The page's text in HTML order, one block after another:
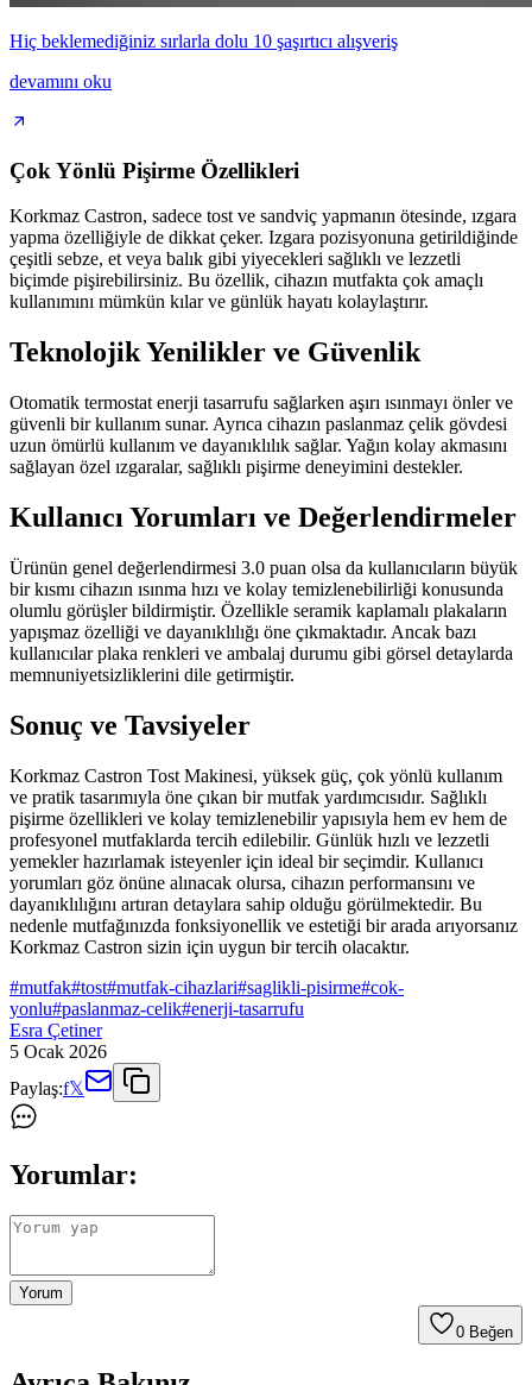
Hiç beklemediğiniz sırlarla dolu 10 şaşırtıcı alışveriş
devamını oku
Çok Yönlü Pişirme Özellikleri
Korkmaz Castron, sadece tost ve sandviç yapmanın ötesinde, ızgara
yapma özelliğiyle de dikkat çeker. Izgara pozisyonuna getirildiğinde
çeşitli sebze, et veya balık gibi yiyecekleri sağlıklı ve lezzetli
biçimde pişirebilirsiniz. Bu özellik, cihazın mutfakta çok amaçlı
kullanımını mümkün kılar ve günlük hayatı kolaylaştırır.
Teknolojik Yenilikler ve Güvenlik
Otomatik termostat enerji tasarrufu sağlarken aşırı ısınmayı önler ve
güvenli bir kullanım sunar. Ayrıca cihazın paslanmaz çelik gövdesi
uzun ömürlü kullanım ve dayanıklılık sağlar. Yağın kolay akmasını
sağlayan özel ızgaralar, sağlıklı pişirme deneyimini destekler.
Kullanıcı Yorumları ve Değerlendirmeler
Ürünün genel değerlendirmesi 3.0 puan olsa da kullanıcıların büyük
bir kısmı cihazın ısınma hızı ve kolay temizlenebilirliği konusunda
olumlu görüşler bildirmiştir. Özellikle seramik kaplamalı plakaların
yapışmaz özelliği ve dayanıklılığı öne çıkmaktadır. Ancak bazı
kullanıcılar plaka renkleri ve ambalaj durumu gibi görsel detaylarda
memnuniyetsizliklerini dile getirmiştir.
Sonuç ve Tavsiyeler
Korkmaz Castron Tost Makinesi, yüksek güç, çok yönlü kullanım
ve pratik tasarımıyla öne çıkan bir mutfak yardımcısıdır. Sağlıklı
pişirme özellikleri ve kolay temizlenebilir yapısıyla hem ev hem de
profesyonel mutfaklarda tercih edilebilir. Günlük hızlı ve lezzetli
yemekler hazırlamak isteyenler için ideal bir seçimdir. Kullanıcı
yorumları göz önüne alınacak olursa, cihazın performansını ve
dayanıklılığını artıran detaylara sahip olduğu görülmektedir. Bu
nedenle mutfağınızda fonksiyonellik ve estetiği bir arada arıyorsanız
Korkmaz Castron sizin için uygun bir tercih olacaktır.
#mutfak#tost#mutfak-cihazlari#saglikli-pisirme#cok-
yonlu#paslanmaz-celik#enerji-tasarrufu
Esra Çetiner
5 Ocak 2026
Paylaş:f𝕏
Yorumlar:
Yorum
0 Beğen